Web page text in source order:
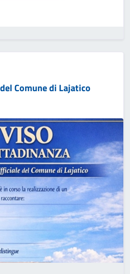
Comune di Lajatico